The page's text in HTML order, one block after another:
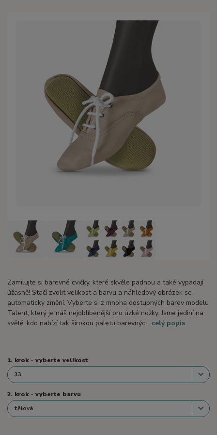
Zamilujte si barevné cvičky, které skvěle padnou a také vypadají
úžasně! Stačí zvolit velikost a barvu a náhledový obrázek se
automaticky změní. Vyberte si z mnoha dostupných barev modelu
Talent, který je náš nejoblíbenější pro úzké nožky. Jsme jediní na
světě, kdo nabízí tak širokou paletu barevnýc... celý popis
1. krok - vyberte velikost
2. krok - vyberte barvu